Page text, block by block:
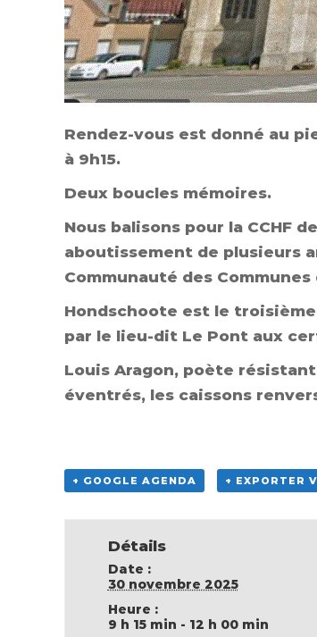
Rendez-vous est donné au
à 9h15.
Deux boucles mémoires.
Nous balisons pour la CCHF
aboutissement de plusieurs
Communauté des
Hondschoote est le troisième
par le lieu-dit Le Pont aux
Louis Aragon, poète
éventrés, les caissons
+ GOOGLE AGENDA + EXPORTER
Détails
Date :
30 novembre 2025
Heure :
9 h 15 min - 12 h 00 min